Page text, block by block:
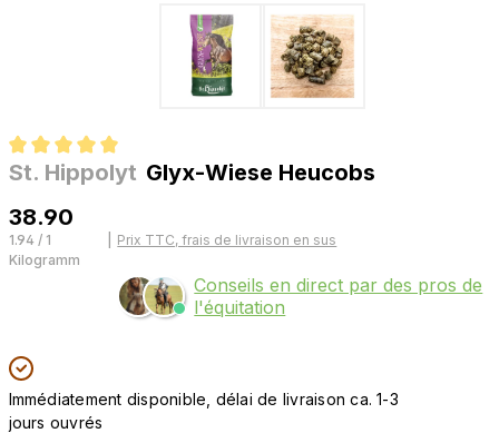
Note moyenne de 5 sur 5 étoiles
St. Hippolyt Glyx-Wiese Heucobs
38.90
1.94 / 1
Kilogramm
Prix TTC, frais de livraison en sus
Conseils en direct par des pros de
l'équitation
Immédiatement disponible, délai de livraison ca. 1-3
jours ouvrés